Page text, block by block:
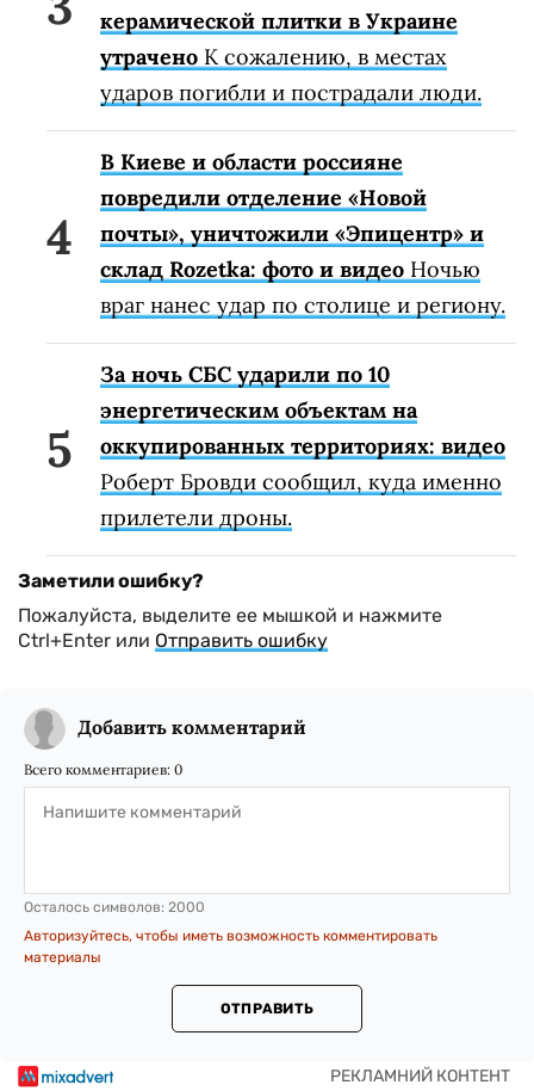
керамической плитки в Украине
утрачено К сожалению, в местах
ударов погибли и пострадали люди.
В Киеве и области россияне
повредили отделение «Новой
почты», уничтожили «Эпицентр» и
склад Rozetka: фото и видео Ночью
враг нанес удар по столице и региону.
За ночь СБС ударили по 10
энергетическим объектам на
оккупированных территориях: видео
Роберт Бровди сообщил, куда именно
прилетели дроны.
Заметили ошибку?
Пожалуйста, выделите ее мышкой и нажмите
Ctrl+Enter или Отправить ошибку
Добавить комментарий
Всего комментариев: 0
Осталось символов: 2000
Авторизуйтесь, чтобы иметь возможность комментировать
материалы
ОТПРАВИТЬ